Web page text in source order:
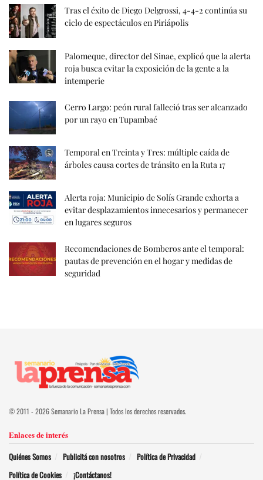
Tras el éxito de Diego Delgrossi, 4-4-2 continúa su
ciclo de espectáculos en Piriápolis
Palomeque, director del Sinae, explicó que la alerta
roja busca evitar la exposición de la gente a la
intemperie
Cerro Largo: peón rural falleció tras ser alcanzado
por un rayo en Tupambaé
Temporal en Treinta y Tres: múltiple caída de
árboles causa cortes de tránsito en la Ruta 17
Alerta roja: Municipio de Solís Grande exhorta a
evitar desplazamientos innecesarios y permanecer
en lugares seguros
Recomendaciones de Bomberos ante el temporal:
pautas de prevención en el hogar y medidas de
seguridad
© 2011 - 2026 Semanario La Prensa | Todos los derechos reservados.
Enlaces de interés
Quiénes Somos Publicitá con nosotros
Política de Privacidad
Política de Cookies
¡Contáctanos!